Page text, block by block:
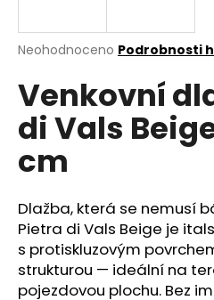
Průměrné
produktu
je
0,0
z
5
hvězdiček.
Neohodnoceno Podrobnosti
Venkovní
di Vals
cm
Dlažba, která se nemusí
Pietra di Vals Beige je
s protiskluzovým
strukturou — ideální na
pojezdovou plochu. Bez
j
t
?
HLEDAT
D